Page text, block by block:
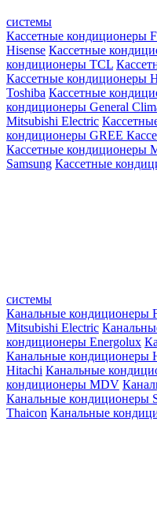
системы
Кассетные кондиционеры
Hisense Кассетные
кондиционеры TCL
Кассетные кондиционеры
Toshiba Кассетные
кондиционеры General
Mitsubishi Electric
кондиционеры GREE
Кассетные кондиционеры
Samsung Кассетные
системы
Канальные кондиционеры
Mitsubishi Electric
кондиционеры Energolux
Канальные кондиционеры
Hitachi Канальные
кондиционеры MDV
Канальные кондиционеры
Thaicon Канальные